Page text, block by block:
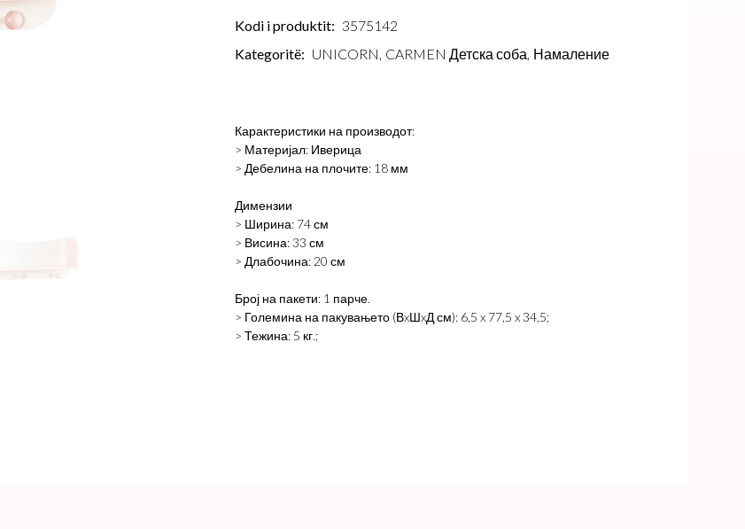
Kodi i produktit: 3575142
Kategoritë: UNICORN, CARMEN Детска соба, Намаление
Карактеристики на производот:
> Материјал: Иверица
> Дебелина на плочите: 18 мм
Димензии
> Ширина: 74 см
> Висина: 33 см
> Длабочина: 20 см
Број на пакети: 1 парче.
> Големина на пакувањето (ВxШxД см): 6,5 x 77,5 x 34,5;
> Тежина: 5 кг.;